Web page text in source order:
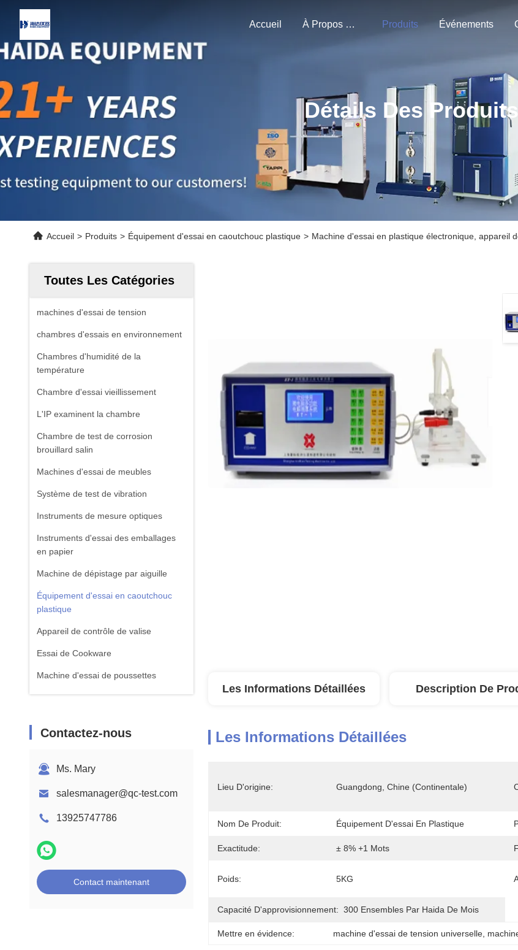
Accueil À Propos De Nous Produits Événements
Détails Des Produits
Accueil > Produits > Équipement d'essai en caoutchouc plastique > Machine d'essai en plastique électronique, appareil
Toutes Les Catégories
machines d'essai de tension
chambres d'essais en environnement
Chambres d'humidité de la
température
Chambre d'essai vieillissement
L'IP examinent la chambre
Chambre de test de corrosion
brouillard salin
Machines d'essai de meubles
Système de test de vibration
Instruments de mesure optiques
Instruments d'essai des emballages
en papier
Machine de dépistage par aiguille
Équipement d'essai en caoutchouc
plastique
Appareil de contrôle de valise
Essai de Cookware
Machine d'essai de poussettes
équipement d'essai de textile
Machine d'analyse chimique
Contactez-nous
Ms. Mary
salesmanager@qc-test.com
13925747786
Contact maintenant
Les Informations Détaillées Description De
Les Informations Détaillées
Lieu D'origine: Guangdong, Chine (continentale)
Nom De Produit: Équipement D'essai En Plastique
Exactitude: ± 8% +1 Mots
Poids: 5KG
Capacité D'approvisionnement: 300 Ensembles Par Haida De Mois
Mettre en évidence: machine d'essai de tension universelle,